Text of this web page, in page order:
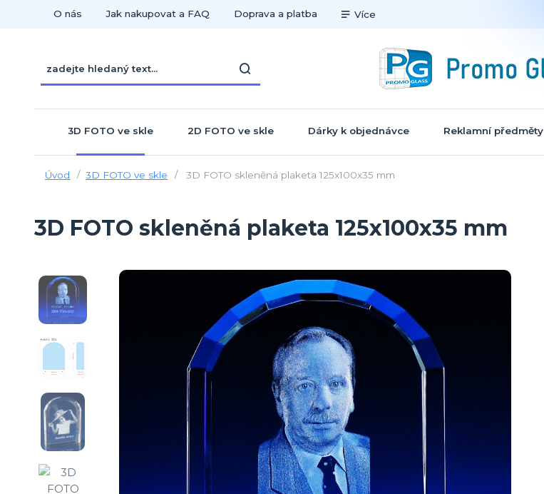
O nás Jak nakupovat a FAQ Doprava a platba Více
3D FOTO ve skle 2D FOTO ve skle Dárky k objednávce Reklamní předměty
Úvod 3D FOTO ve skle 3D FOTO skleněná plaketa 125x100x35 mm
3D FOTO skleněná plaketa 125x100x35 mm